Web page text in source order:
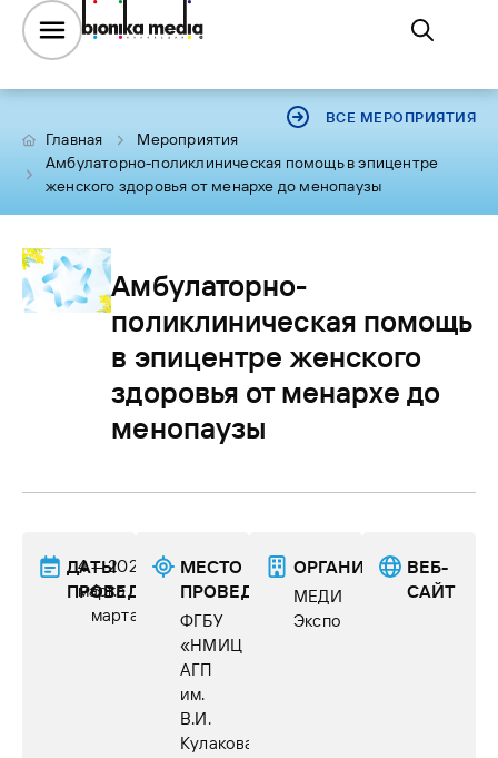
Главная
Мероприятия
Амбулаторно-поликлиническая помощь в эпицентре
женского здоровья от менархе до менопаузы
ВСЕ МЕРОПРИЯТИЯ
Амбулаторно-
поликлиническая помощь
в эпицентре женского
здоровья от менархе до
менопаузы
ДАТЫ
ПРОВЕДЕНИЯ
4
марта
—
6
марта
2025
г.
МЕСТО
ПРОВЕДЕНИЯ
ФГБУ
«НМИЦ
АГП
им.
В.И.
Кулакова»
ОРГАНИЗАТОР(Ы)
МЕДИ
Экспо
ВЕБ-
САЙТ